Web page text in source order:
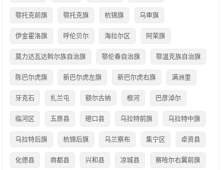
鄂托克前旗 鄂托克旗 杭锦旗 乌审旗
伊金霍洛旗 呼伦贝尔 海拉尔区 阿荣旗
莫力达瓦达斡尔族自治旗 鄂伦春自治旗 鄂温克族自治旗
陈巴尔虎旗 新巴尔虎左旗 新巴尔虎右旗 满洲里
牙克石 扎兰屯 额尔古纳 根河 巴彦淖尔
临河区 五原县 磴口县 乌拉特前旗 乌拉特中旗
乌拉特后旗 杭锦后旗 乌兰察布 集宁区 卓资县
化德县 商都县 兴和县 凉城县 察哈尔右翼前旗